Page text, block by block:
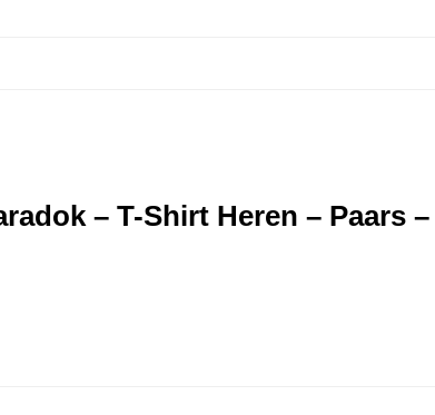
– T-Shirt Heren – Paars